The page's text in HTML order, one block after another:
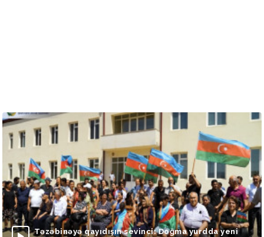
Təzəbinəyə qayıdışın sevinci: Doğma yurdda yeni